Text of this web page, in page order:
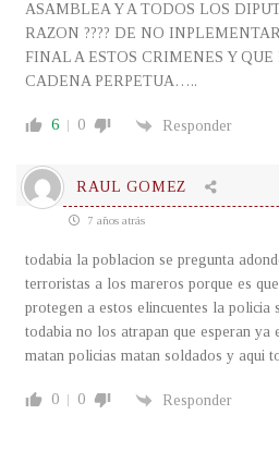
ASAMBLEA Y A TODOS LOS
RAZON ???? DE NO
FINAL A ESTOS CRIMENES Y
CADENA PERPETUA…..
6 0 Responder
RAUL GOMEZ
7 años atrás
todabia la poblacion se pregunta
terroristas a los mareros porque es
protegen a estos elincuentes la policia
todabia no los atrapan que esperan ya
matan policias matan soldados y aqui
0 0 Responder